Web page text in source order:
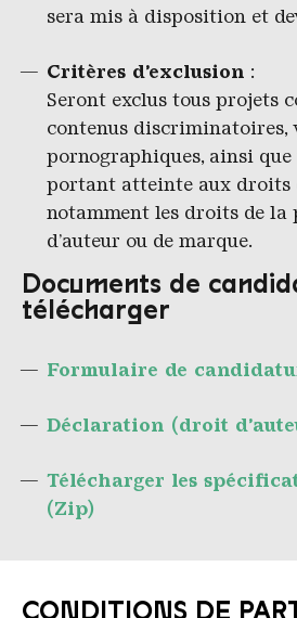
sera mis à disposition et
Critères d’exclusion :
Seront exclus tous projets
contenus discriminatoires,
pornographiques, ainsi
portant atteinte aux droits
notamment les droits de la
d’auteur ou de marque.
Documents de
télécharger
Formulaire de
Déclaration (droit
Télécharger les
(Zip)
CONDITIONS DE